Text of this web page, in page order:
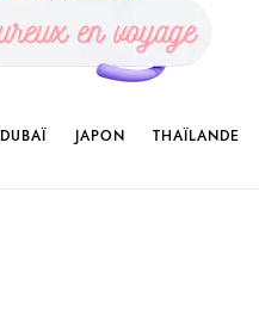
DUBAÏ JAPON THAÏLANDE